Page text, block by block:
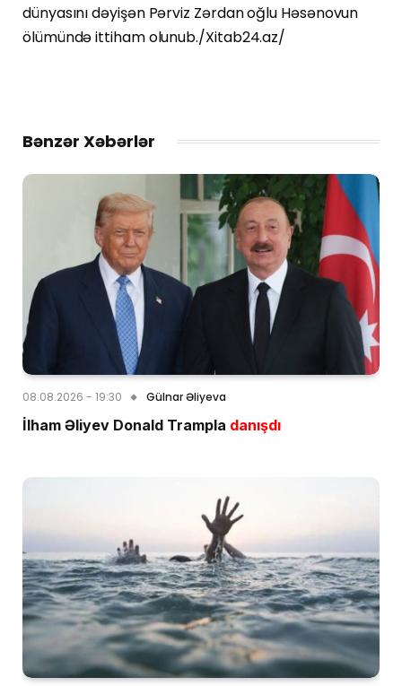
dünyasını dəyişən Pərviz Zərdan oğlu Həsənovun
ölümündə ittiham olunub./Xitab24.az/
Bənzər Xəbərlər
08.08.2026 - 19:30 Gülnar Əliyeva
İlham Əliyev Donald Trampla danışdı